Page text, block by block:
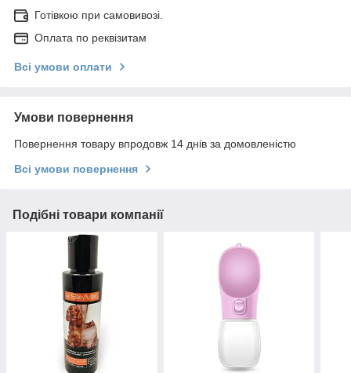
Готівкою при самовивозі.
Оплата по реквізитам
Всі умови оплати
Умови повернення
Повернення товару впродовж 14 днів за домовленістю
Всі умови повернення
Подібні товари компанії